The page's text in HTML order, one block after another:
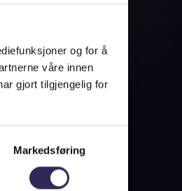
og for å
våre innen
gjort tilgjengelig for
Markedsføring